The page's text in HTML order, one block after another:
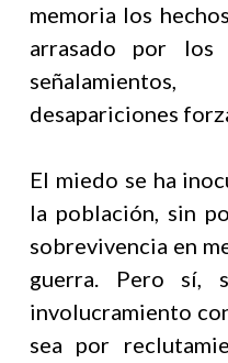
memoria los
arrasado por los
desapariciones
El miedo se ha
la población, sin
sobrevivencia en
guerra. Pero sí,
involucramiento
sea por